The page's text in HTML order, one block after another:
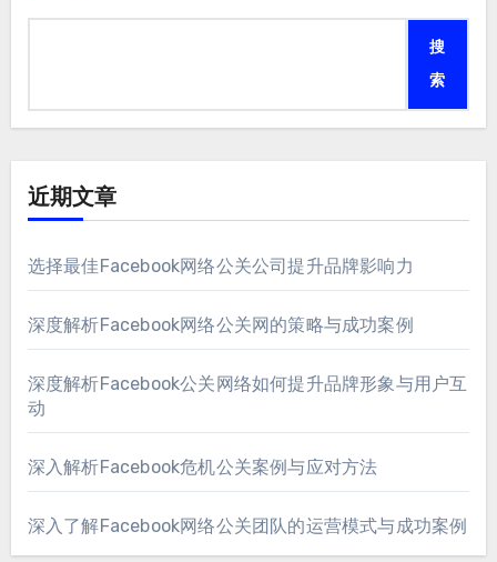
搜
索
近期文章
选择最佳Facebook网络公关公司提升品牌影响力
深度解析Facebook网络公关网的策略与成功案例
深度解析Facebook公关网络如何提升品牌形象与用户互
动
深入解析Facebook危机公关案例与应对方法
深入了解Facebook网络公关团队的运营模式与成功案例